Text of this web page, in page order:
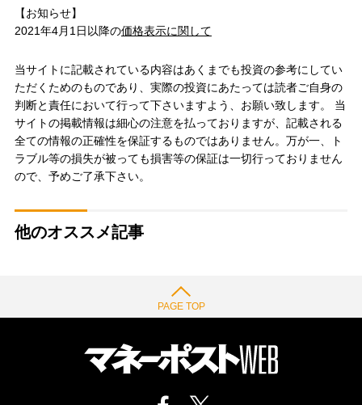
【お知らせ】
2021年4月1日以降の価格表示に関して
当サイトに記載されている内容はあくまでも投資の参考にしてい
ただくためのものであり、実際の投資にあたっては読者ご自身の
判断と責任において行って下さいますよう、お願い致します。 当
サイトの掲載情報は細心の注意を払っておりますが、記載される
全ての情報の正確性を保証するものではありません。万が一、ト
ラブル等の損失が被っても損害等の保証は一切行っておりません
ので、予めご了承下さい。
他のオススメ記事
PAGE TOP